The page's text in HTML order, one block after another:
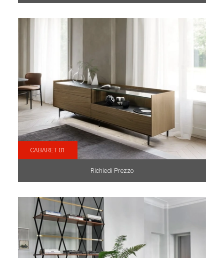
CABARET 01
Richiedi Prezzo